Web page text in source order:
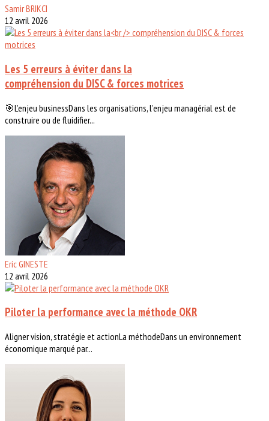
Samir BRIKCI
12 avril 2026
Les 5 erreurs à éviter dans la
compréhension du DISC & forces motrices
🎯L’enjeu businessDans les organisations, l’enjeu managérial est de
construire ou de fluidifier...
Eric GINESTE
12 avril 2026
Piloter la performance avec la méthode OKR
Aligner vision, stratégie et actionLa méthodeDans un environnement
économique marqué par...